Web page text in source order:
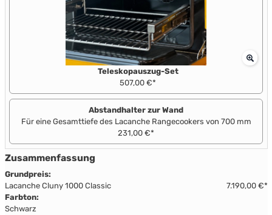
Teleskopauszug-Set
507,00 €*
Abstandhalter zur Wand
Für eine Gesamttiefe des Lacanche Rangecookers von 700 mm
231,00 €*
Zusammenfassung
Grundpreis:
Lacanche Cluny 1000 Classic
7.190,00 €*
Farbton:
Schwarz